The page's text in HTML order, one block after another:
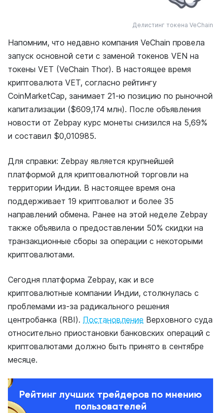
Делистинг токена VeChain
Напомним, что недавно компания VeChain провела
запуск основной сети с заменой токенов VEN на
токены VET (VeChain Thor). В настоящее время
криптовалюта VET, согласно рейтингу
CoinMarketCap, занимает 21-ю позицию по рыночной
капитализации ($609,174 млн). После объявления
новости от Zebpay курс монеты снизился на 5,69%
и составил $0,010985.
Для справки: Zebpay является крупнейшей
платформой для криптовалютной торговли на
территории Индии. В настоящее время она
поддерживает 19 криптовалют и более 35
направлений обмена. Ранее на этой неделе Zebpay
также объявила о предоставлении 50% скидки на
транзакционные сборы за операции с некоторыми
криптовалютами.
Сегодня платформа Zebpay, как и все
криптовалютные компании Индии, столкнулась с
проблемами из-за радикального решения
центробанка (RBI). Постановление Верховного суда
относительно приостановки банковских операций с
криптовалютами должно быть принято в сентябре
месяце.
Рейтинг лучших трейдеров по мнению
пользователей